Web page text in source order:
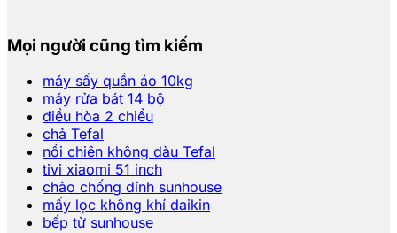
Mọi người cũng tìm kiếm
máy sấy quần áo 10kg
máy rửa bát 14 bộ
điều hòa 2 chiều
chả Tefal
nồi chiên không dàu Tefal
tivi xiaomi 51 inch
chảo chống dính sunhouse
mấy lọc không khí daikin
bếp từ sunhouse